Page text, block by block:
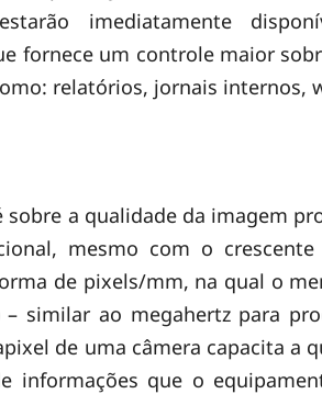
imediatamente
fornece um controle maior
relatórios, jornais internos,
a qualidade da imagem
mesmo com o
de pixels/mm, na qual o
similar ao megahertz para
de uma câmera capacita a
informações que o